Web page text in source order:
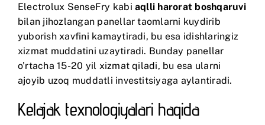
Electrolux SenseFry kabiaqlli harorat boshqaruvi
bilan jihozlangan panellar taomlarni kuydirib
yuborish xavfini kamaytiradi, bu esa idishlaringiz
xizmat muddatini uzaytiradi. Bunday panellar
o’rtacha 15-20 yil xizmat qiladi, bu esa ularni
ajoyib uzoq muddatli investitsiyaga aylantiradi.
Kelajak texnologiyalari haqida